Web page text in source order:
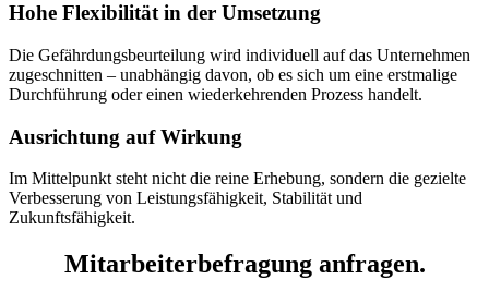
Hohe Flexibilität in der Umsetzung
Die Gefährdungsbeurteilung wird individuell auf das Unternehmen
zugeschnitten – unabhängig davon, ob es sich um eine erstmalige
Durchführung oder einen wiederkehrenden Prozess handelt.
Ausrichtung auf Wirkung
Im Mittelpunkt steht nicht die reine Erhebung, sondern die gezielte
Verbesserung von Leistungsfähigkeit, Stabilität und
Zukunftsfähigkeit.
Mitarbeiterbefragung anfragen.